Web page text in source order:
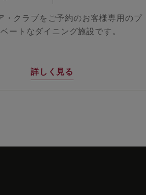
・クラブをご予約のお客様専用のプ
ートなダイニング施設です。
詳しく見る